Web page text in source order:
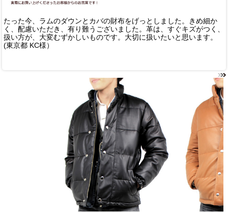
たった今、ラムのダウンとカバの財布をげっとしました。きめ細か
く、配慮いただき、有り難うございました。革は、すぐキズがつく、
扱い方が、大変むずかしいものです。大切に扱いたいと思います。
(東京都 KC様）